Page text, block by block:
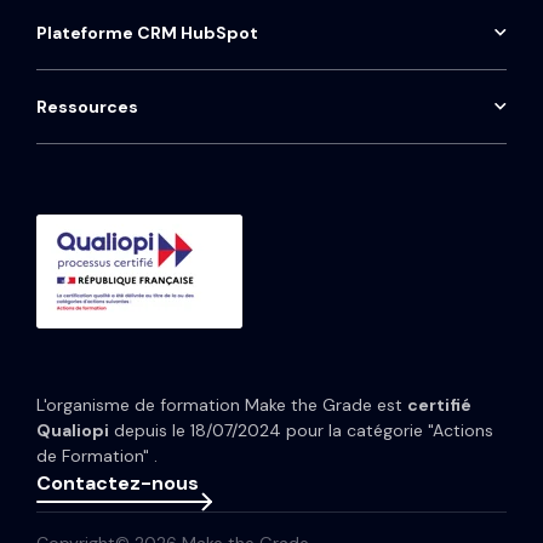
Maintenance CRM
Contact
Audit HubSpot
Onboarding HubSpot
Consulting HubSpot
Plateforme CRM HubSpot
HubSpot Service Hub
Tarifs HubSpot
Ressources
Études de cas
Portfolio
Espace presse
Glossaire
L'organisme de formation Make the Grade est certifié
Qualiopi depuis le 18/07/2024 pour la catégorie "Actions
de Formation" .
Contactez-nous